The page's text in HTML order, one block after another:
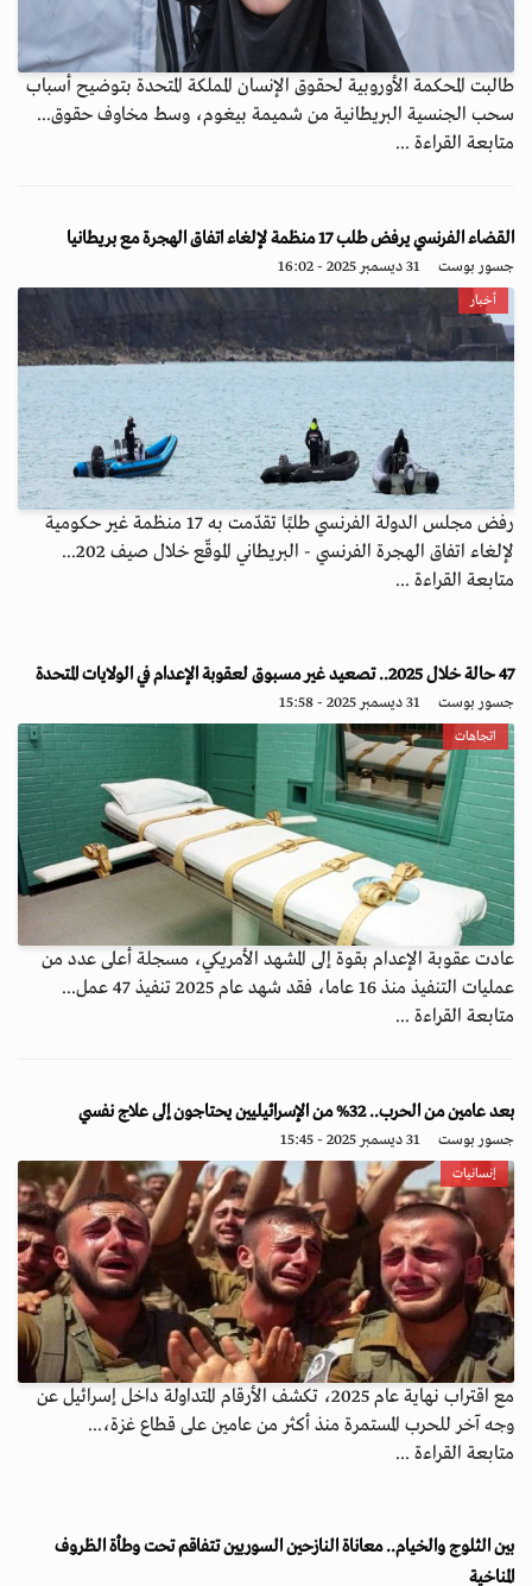
طالبت المحكمة الأوروبية لحقوق الإنسان المملكة المتحدة بتوضيح أسباب
سحب الجنسية البريطانية من شميمة بيغوم، وسط مخاوف حقوق...
متابعة القراءة ...
القضاء الفرنسي يرفض طلب 17 منظمة لإلغاء اتفاق الهجرة مع بريطانيا
جسور بوست 31 ديسمبر 2025 - 16:02
أخبار
رفض مجلس الدولة الفرنسي طلبًا تقدّمت به 17 منظمة غير حكومية
لإلغاء اتفاق الهجرة الفرنسي - البريطاني الموقّع خلال صيف 202...
متابعة القراءة ...
47 حالة خلال 2025.. تصعيد غير مسبوق لعقوبة الإعدام في الولايات المتحدة
جسور بوست 31 ديسمبر 2025 - 15:58
اتجاهات
عادت عقوبة الإعدام بقوة إلى المشهد الأمريكي، مسجلة أعلى عدد من
عمليات التنفيذ منذ 16 عاما، فقد شهد عام 2025 تنفيذ 47 عمل...
متابعة القراءة ...
بعد عامين من الحرب.. 32% من الإسرائيليين يحتاجون إلى علاج نفسي
جسور بوست 31 ديسمبر 2025 - 15:45
إنسانيات
مع اقتراب نهاية عام 2025، تكشف الأرقام المتداولة داخل إسرائيل عن
وجه آخر للحرب المستمرة منذ أكثر من عامين على قطاع غزة،...
متابعة القراءة ...
بين الثلوج والخيام.. معاناة النازحين السوريين تتفاقم تحت وطأة الظروف
المناخية